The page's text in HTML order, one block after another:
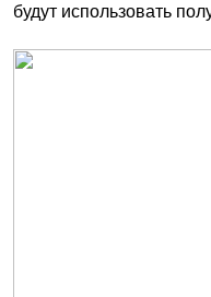
будут использовать